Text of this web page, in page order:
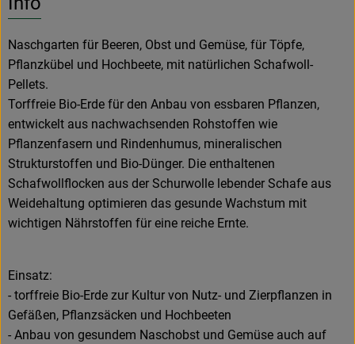
Naschgarten für Beeren, Obst und Gemüse, für Töpfe,
Pflanzkübel und Hochbeete, mit natürlichen Schafwoll-
Pellets.
Torffreie Bio-Erde für den Anbau von essbaren Pflanzen,
entwickelt aus nachwachsenden Rohstoffen wie
Pflanzenfasern und Rindenhumus, mineralischen
Strukturstoffen und Bio-Dünger. Die enthaltenen
Schafwollflocken aus der Schurwolle lebender Schafe aus
Weidehaltung optimieren das gesunde Wachstum mit
wichtigen Nährstoffen für eine reiche Ernte.
Einsatz:
- torffreie Bio-Erde zur Kultur von Nutz- und Zierpflanzen in
Gefäßen, Pflanzsäcken und Hochbeeten
- Anbau von gesundem Naschobst und Gemüse auch auf